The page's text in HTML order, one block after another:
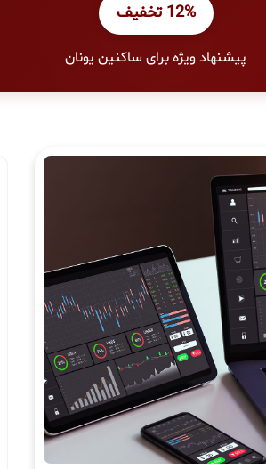
12% تخفیف
پیشنهاد ویژه برای ساکنین یونان